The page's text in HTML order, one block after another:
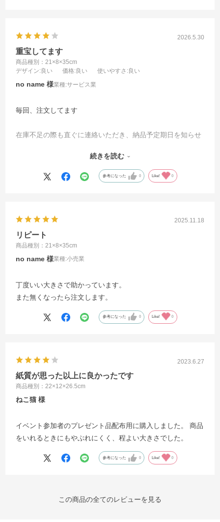
2026.5.30
重宝してます
商品種別：21×8×35cm
デザイン:良い 価格:良い 使いやすさ :良い
no name 業種:サービス業
毎回、注文してます
在庫不足の際も直ぐに連絡いただき、納品予定期日を知らせ
対応も迅速で不満はありません
続きを読む
参考になった 0 Like! 0
2025.11.18
リピート
商品種別：21×8×35cm
no name 業種:小売業
丁度いい大きさで助かっています。
また無くなったら注文します。
参考になった 0 Like! 0
2023.6.27
紙質が思った以上に良かったです
商品種別：22×12×26.5cm
ねこ猫
イベント参加者のプレゼント品配布用に購入しました。 商品
をいれるときにもやぶれにくく、程よい大きさでした。
参考になった 0 Like! 0
この商品の全てのレビューを見る